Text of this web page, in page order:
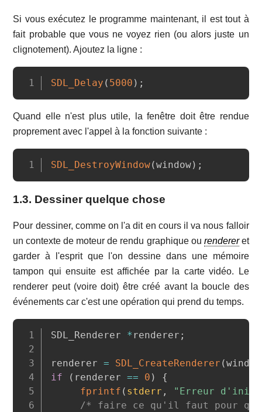
Si vous exécutez le programme maintenant, il est tout à
fait probable que vous ne voyez rien (ou alors juste un
clignotement). Ajoutez la ligne :
SDL_Delay ( 5000 ) ;
Quand elle n'est plus utile, la fenêtre doit être rendue
proprement avec l'appel à la fonction suivante :
SDL_DestroyWindow(window) ;
1.3. Dessiner quelque chose
Pour dessiner, comme on l'a dit en cours il va nous falloir
un contexte de moteur de rendu graphique ou rendereret
garder à l'esprit que l'on dessine dans une mémoire
tampon qui ensuite est affichée par la carte vidéo. Le
renderer peut (voire doit) être créé avant la boucle des
événements car c'est une opération qui prend du temps.
SDL_Renderer * renderer ;
renderer = SDL_CreateRenderer (window
if
( renderer == 0 )
{
fprintf ( stderr ,
"Erreur
/* faire ce qu'il faut pour